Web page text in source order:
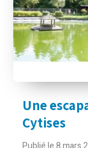
Une
Cytises